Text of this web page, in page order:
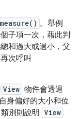
measure() 。舉例
子項一次，藉此判
和過大或過小，父
次呼叫
View 物件會透過
身偏好的大小和位
類別則說明 View